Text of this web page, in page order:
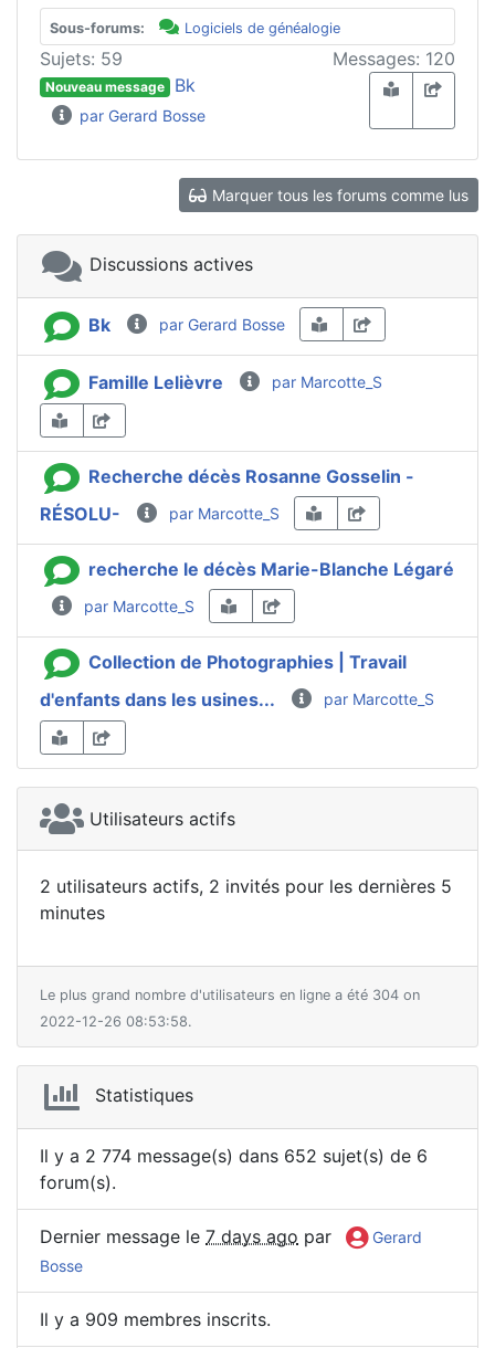
Sous-forums: Logiciels de généalogie
Sujets: 59 Messages: 120
Nouveau message Bk
par Gerard Bosse
Marquer tous les forums comme lus
Discussions actives
Bk par Gerard Bosse
Famille Lelièvre par Marcotte_S
Recherche décès Rosanne Gosselin -
RÉSOLU-
par Marcotte_S
recherche le décès Marie-Blanche Légaré
par Marcotte_S
Collection de Photographies | Travail
d'enfants dans les usines...
par Marcotte_S
Utilisateurs actifs
2 utilisateurs actifs, 2 invités pour les dernières 5
minutes
Le plus grand nombre d'utilisateurs en ligne a été 304 on
2022-12-26 08:53:58.
Statistiques
Il y a 2 774 message(s) dans 652 sujet(s) de 6
forum(s).
Dernier message le 7 days ago par
Gerard
Bosse
Il y a 909 membres inscrits.